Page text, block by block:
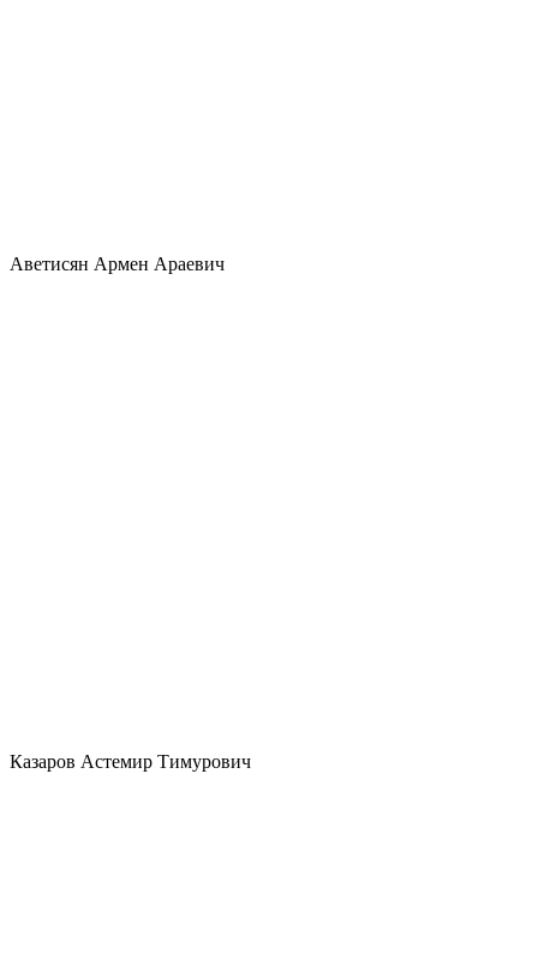
Аветисян Армен Араевич
Казаров Астемир Тимурович